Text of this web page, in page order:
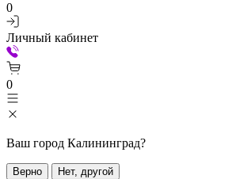
0
Личный кабинет
0
Ваш город Калининград?
Верно Нет, другой